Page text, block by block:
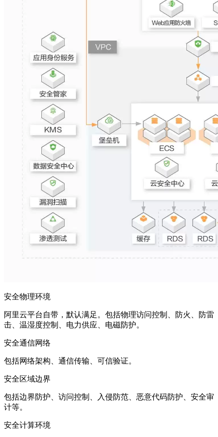
安全物理环境
阿里云平台自带，默认满足。包括物理访问控制、防火、防雷
击、温湿度控制、电力供应、电磁防护。
安全通信网络
包括网络架构、通信传输、可信验证。
安全区域边界
包括边界防护、访问控制、入侵防范、恶意代码防护、安全审
计等。
安全计算环境